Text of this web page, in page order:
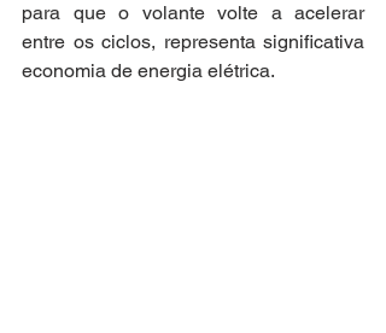
para que o volante volte a acelerar
entre os ciclos, representa significativa
economia de energia elétrica.